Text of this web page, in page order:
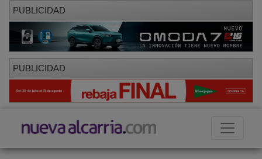
PUBLICIDAD
PUBLICIDAD